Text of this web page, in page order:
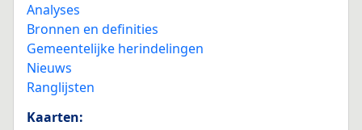
Analyses
Bronnen en definities
Gemeentelijke herindelingen
Nieuws
Ranglijsten
Kaarten: